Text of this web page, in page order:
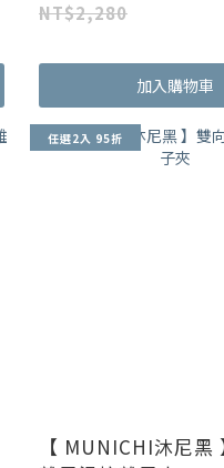
NT$2,280
加入購物車
任選2入 95折
【 MUNICHI沐尼黑